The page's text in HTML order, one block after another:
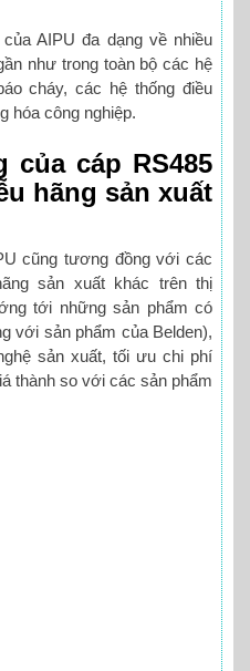
AIPU đa dạng về nhiều
như trong toàn bộ các hệ
cháy, các hệ thống điều
hóa công nghiệp.
của cáp RS485
hãng sản xuất
cũng tương đồng với các
sản xuất khác trên thị
tới những sản phẩm có
với sản phẩm của Belden),
sản xuất, tối ưu chi phí
thành so với các sản phẩm